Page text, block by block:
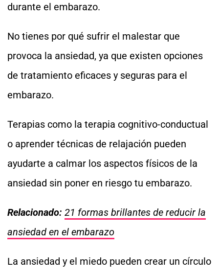
durante el embarazo.
No tienes por qué sufrir el malestar que
provoca la ansiedad, ya que existen opciones
de tratamiento eficaces y seguras para el
embarazo.
Terapias como la terapia cognitivo-conductual
o aprender técnicas de relajación pueden
ayudarte a calmar los aspectos físicos de la
ansiedad sin poner en riesgo tu embarazo.
Relacionado: 21 formas brillantes de reducir la
ansiedad en el embarazo
La ansiedad y el miedo pueden crear un círculo